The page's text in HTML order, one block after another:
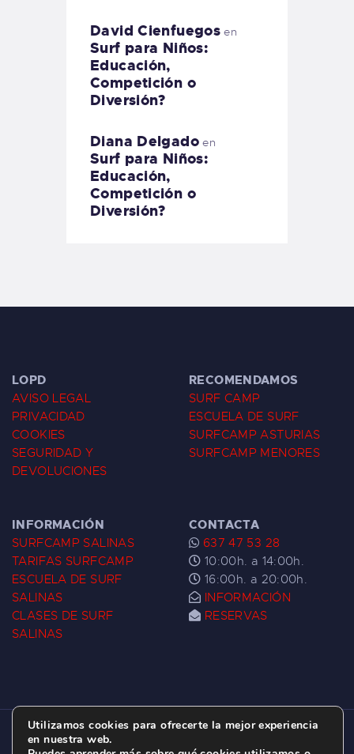
David Cienfuegos en
Surf para Niños:
Educación,
Competición o
Diversión?
Diana Delgadoen
Surf para Niños:
Educación,
Competición o
Diversión?
LOPD
AVISO LEGAL
PRIVACIDAD
COOKIES
SEGURIDAD Y
DEVOLUCIONES
RECOMENDAMOS
SURF CAMP
ESCUELA DE SURF
SURFCAMP ASTURIAS
SURFCAMP MENORES
INFORMACIÓN
SURFCAMP SALINAS
TARIFAS SURFCAMP
ESCUELA DE SURF
SALINAS
CLASES DE SURF
SALINAS
CONTACTA
637 47 53 28
10:00h. a 14:00h.
16:00h. a 20:00h.
INFORMACIÓN
RESERVAS
ESCUELA DE SURF LAS DUNAS ©
2026.
Utilizamos cookies para ofrecerte la mejor experiencia
en nuestra web.